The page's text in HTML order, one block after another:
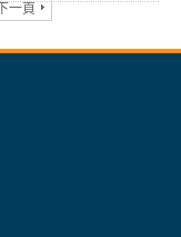
下一頁